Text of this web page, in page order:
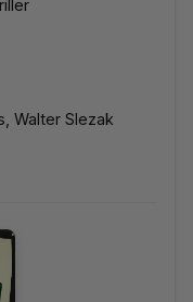
Walter Slezak